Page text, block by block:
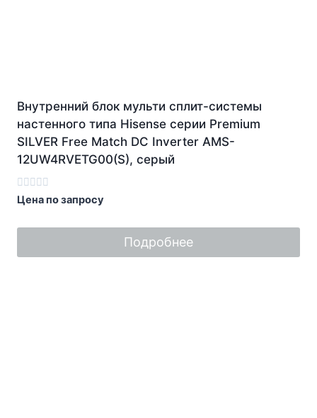
Внутренний блок мульти сплит-системы
настенного типа Hisense серии Premium
SILVER Free Match DC Inverter AMS-
12UW4RVETG00(S), серый
Оценка
0
5
Цена по запросу
Подробнее